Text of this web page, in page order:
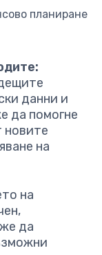
планиране
данни и
да помогне
новите
на
на
да